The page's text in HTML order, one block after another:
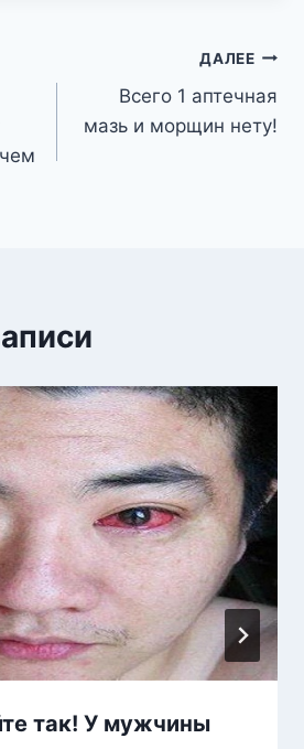
ДАЛЕЕ
Всего 1 аптечная
мазь и морщин нету!
так! У мужчины